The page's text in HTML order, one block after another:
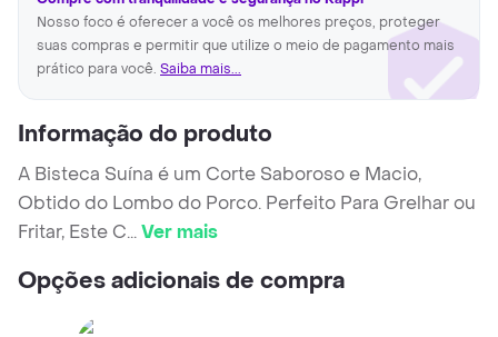
Nosso foco é oferecer a você os melhores preços, proteger
suas compras e permitir que utilize o meio de pagamento mais
prático para você. Saiba mais...
Informação do produto
A Bisteca Suína é um Corte Saboroso e Macio,
Obtido do Lombo do Porco. Perfeito Para Grelhar ou
Fritar, Este C...Ver mais
Opções adicionais de compra